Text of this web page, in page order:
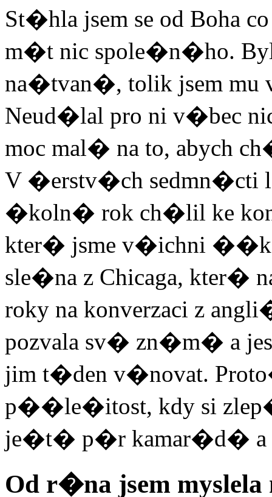
St�hla jsem se od Boha
m�t nic spole�n�ho.
na�tvan�, tolik jsem
Neud�lal pro ni v�bec
moc mal� na to, abych
V �erstv�ch sedmn�cti
�koln� rok ch�lil ke
kter� jsme v�ichni
sle�na z Chicaga,
roky na konverzaci z
pozvala sv� zn�m� a
jim t�den v�novat.
p��le�itost, kdy si
je�t� p�r kamar�d� a
Od r�na jsem